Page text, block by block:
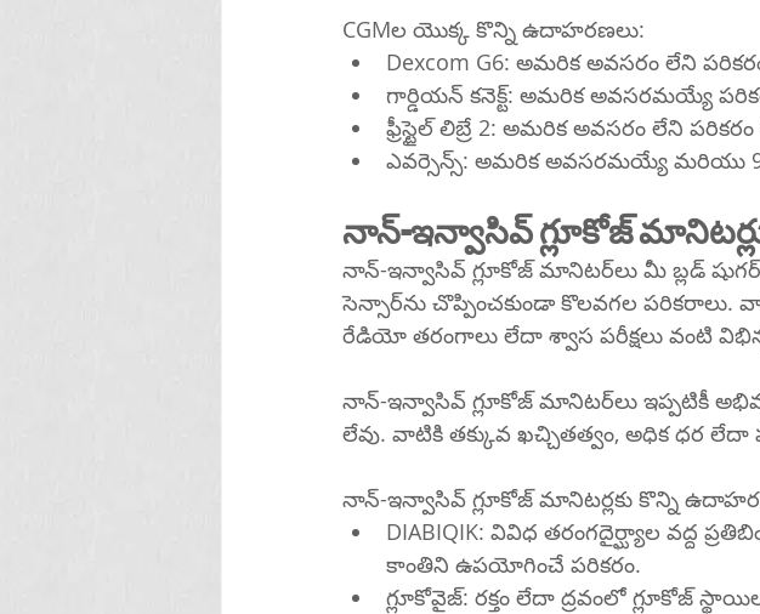
CGMల యొక్క కొన్ని ఉదాహరణలు:
Dexcom G6: అమరిక అవసరం లేని
గార్డియన్ కనెక్ట్: అమరిక అవసరమయ్యే
ఫ్రీస్టైల్ లిబ్రే 2: అమరిక అవసరం లేని
ఎవర్సెన్స్: అమరిక అవసరమయ్యే మరియు
నాన్-ఇన్వాసివ్ గ్లూకోజ్
నాన్-ఇన్వాసివ్ గ్లూకోజ్ మానిటర్‌లు మీ బ్లడ్ షుగర్‌ను ఎటువంటి రక్తాన్ని తీసుకోకుండా లేదా ఏదైనా
సెన్సార్‌ను చొప్పించకుండా కొలవగల పరికరాలు. వారు మీ గ్లూకోజ్ స్థాయిలను అంచనా వేయడానికి కాంతి,
రేడియో తరంగాలు లేదా శ్వాస పరీక్షలు వంటి
నాన్-ఇన్వాసివ్ గ్లూకోజ్ మానిటర్‌లు ఇప్పటికీ అభివృద్ధిలో ఉన్నాయి మరియు విస్తృతంగా అందుబాటులో
లేవు. వాటికి తక్కువ ఖచ్చితత్వం, అధిక ధర
నాన్-ఇన్వాసివ్ గ్లూకోజ్ మానిటర్లకు కొన్ని
DIABIQIK: వివిధ తరంగదైర్ఘ్యాల వద్ద
కాంతిని ఉపయోగించే పరికరం.
గ్లూకోవైజ్: రక్తం లేదా ద్రవంలో గ్లూకోజ్